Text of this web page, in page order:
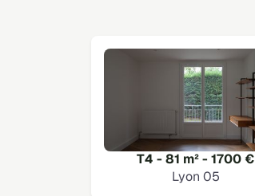
T4 - 81 m² - 1700 €
Lyon 05